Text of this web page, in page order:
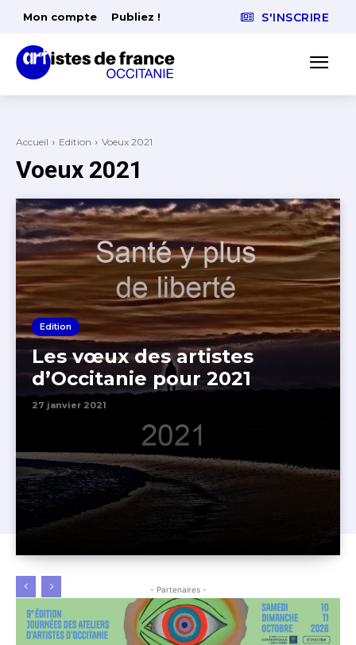
Mon compte Publiez ! S'INSCRIRE
Accueil Edition Voeux 2021
Voeux 2021
Edition
Les vœux des artistes
d’Occitanie pour 2021
27 janvier 2021
- Partenaires -